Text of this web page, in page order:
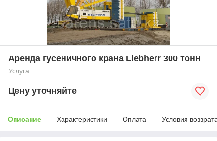
Аренда гусеничного крана Liebherr 300 тонн
Услуга
Цену уточняйте
Описание Характеристики Оплата Условия